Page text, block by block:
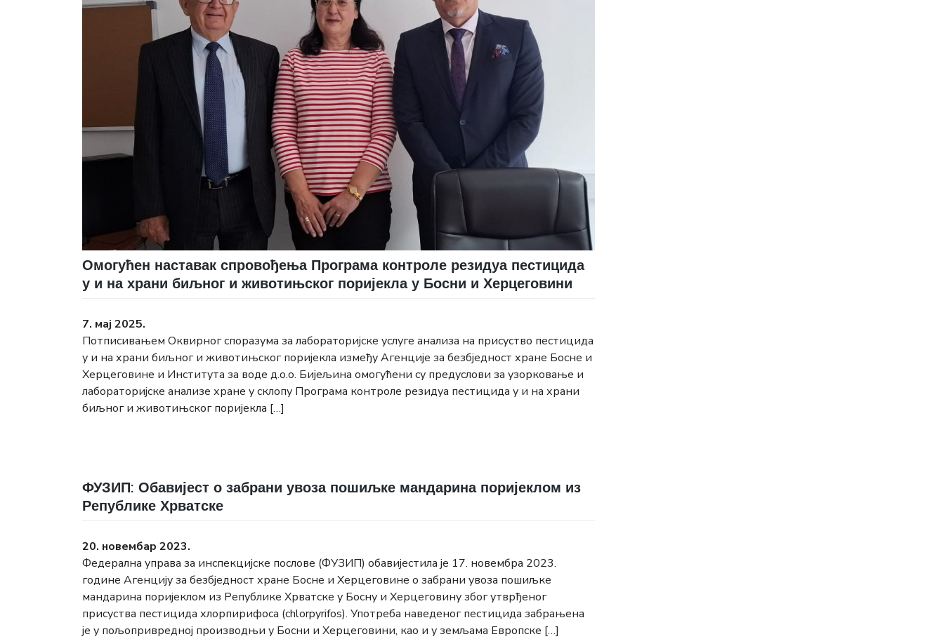
Омогућен наставак спровођења Програма контроле резидуа пестицида
у и на храни биљног и животињског поријекла у Босни и Херцеговини
7. мај 2025.
Потписивањем Оквирног споразума за лабораторијске услуге анализа на присуство пестицида
у и на храни биљног и животињског поријекла између Агенције за безбједност хране Босне и
Херцеговине и Института за воде д.о.о. Бијељина омогућени су предуслови за узорковање и
лабораторијске анализе хране у склопу Програма контроле резидуа пестицида у и на храни
биљног и животињског поријекла […]
ФУЗИП: Обавијест о забрани увоза пошиљке мандарина поријеклом из
Републике Хрватске
20. новембар 2023.
Федерална управа за инспекцијске послове (ФУЗИП) обавијестила је 17. новембра 2023.
године Агенцију за безбједност хране Босне и Херцеговине о забрани увоза пошиљке
мандарина поријеклом из Републике Хрватске у Босну и Херцеговину због утврђеног
присуства пестицида хлорпирифоса (chlorpyrifos). Употреба наведеног пестицида забрањена
је у пољопривредној производњи у Босни и Херцеговини, као и у земљама Европске […]